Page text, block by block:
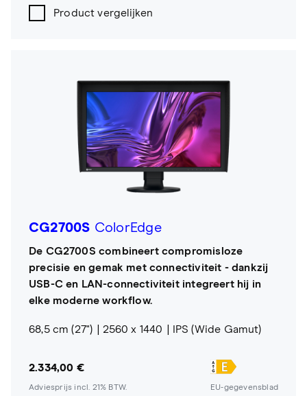
Product vergelijken
CG2700S ColorEdge
De CG2700S combineert compromisloze
precisie en gemak met connectiviteit - dankzij
USB-C en LAN-connectiviteit integreert hij in
elke moderne workflow.
68,5 cm (27") 2560 x 1440 IPS (Wide Gamut)
2.334,00 €
Adviesprijs incl. 21% BTW. EU-gegevensblad